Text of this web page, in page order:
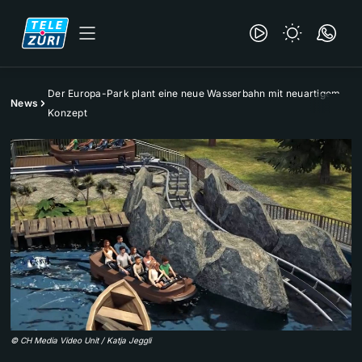
News
Der Europa-Park plant eine neue Wasserbahn mit neuartigem
Konzept
© CH Media Video Unit / Katja Jeggli